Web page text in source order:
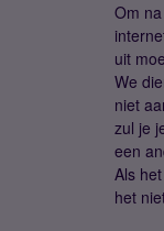
Om
uit
We
niet
zul je
een
Als
het